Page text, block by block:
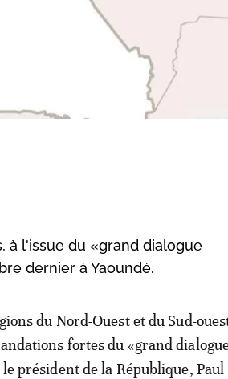
à l'issue du «grand dialogue
dernier à Yaoundé.
du Nord-Ouest et du Sud-
fortes du «grand
président de la République, Paul